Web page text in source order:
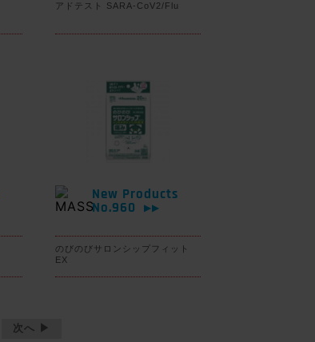
アドテスト SARA-CoV2/Flu
New Products
No.960
▶▶
のびのびサロンシップフィット
EX
次へ ▶